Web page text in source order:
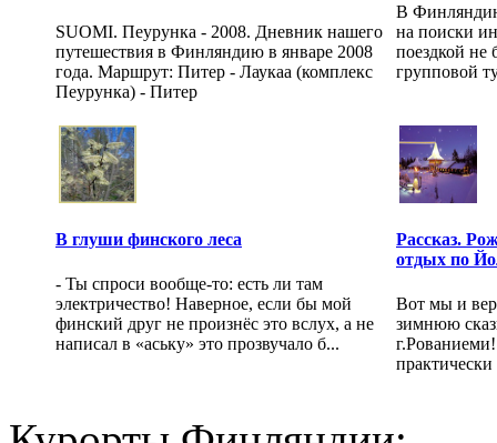
SUOMI. Пеурунка - 2008. Дневник нашего
путешествия в Финляндию в январе 2008
года. Маршрут: Питер - Лаукаа (комплекс
Пеурунка) - Питер
В
на поиски
поездкой не
групповой
В глуши финского леса
- Ты спроси вообще-то: есть ли там
электричество! Наверное, если бы мой
финский друг не произнёс это вслух, а не
написал в «аську» это прозвучало б...
Рассказ.
отдых по
Вот мы и
зимнюю